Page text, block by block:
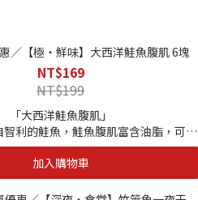
／【極・鮮味】大西洋鮭魚腹肌 6塊
NT$169
NT$199
「大西洋鮭魚腹肌」
利的鮭魚，鮭魚腹肌富含油脂，可以
添風味，或搭配味噌煮成濃郁湯品；
魚，外酥內嫩，或加入壽司捲、拌飯、
口感層次，是百搭的營養佳品。
加入購物車